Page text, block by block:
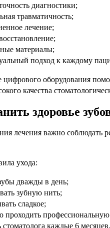
диагностики;
травматичность;
лечение;
материалы;
подход к каждому
цифрового оборудования
качества
здоровье
лечения важно соблюдать
ухода:
дважды в день;
зубную нить;
сладкое;
проходить
стоматолога каждые 6 месяцев.